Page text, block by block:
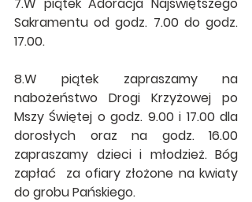
Sakramentu od godz. 7.00 do godz.
17.00.
8.W piątek zapraszamy na
nabożeństwo Drogi Krzyżowej po
Mszy Świętej o godz. 9.00 i 17.00 dla
dorosłych oraz na godz. 16.00
zapraszamy dzieci i młodzież. Bóg
zapłać  za ofiary złożone na kwiaty
do grobu Pańskiego.